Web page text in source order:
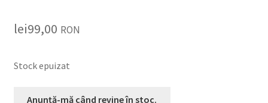
lei99,00 RON
Stock epuizat